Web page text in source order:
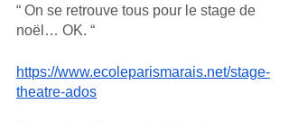
“ On se retrouve tous pour le stage de
noël… OK. “
https://www.ecoleparismarais.net/stage-
theatre-ados